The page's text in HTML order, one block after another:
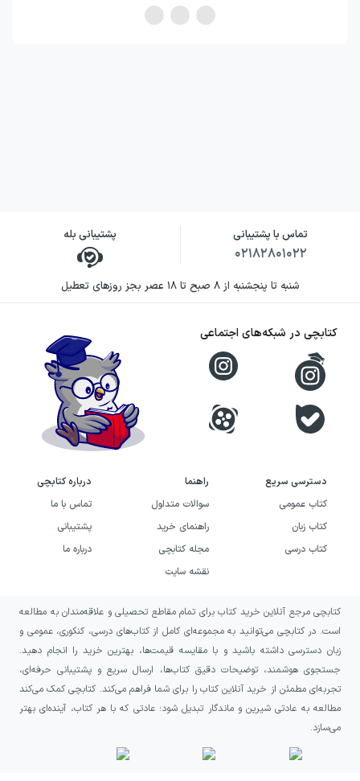
تماس با پشتیبانی
۰۲۱۸۲۸۰۱۰۲۲
پشتیبانی بله
شنبه تا پنجشنبه از ۸ صبح تا ۱۸ عصر بجز روزهای تعطیل
دسترسی سریع
کتاب عمومی
کتاب زبان
کتاب درسی
راهنما
سوالات متداول
راهنمای خرید
مجله کتابچی
نقشه سایت
درباره کتابچی
تماس با ما
پشتیبانی
درباره ما
کتابچی در شبکه‌های اجتماعی
کتابچی مرجع آنلاین خرید کتاب برای تمام مقاطع تحصیلی و علاقه‌مندان به مطالعه
است. در کتابچی می‌توانید به مجموعه‌ای کامل از کتاب‌های درسی، کنکوری، عمومی و
زبان دسترسی داشته باشید و با مقایسه قیمت‌ها، بهترین خرید را انجام دهید.
جستجوی هوشمند، توضیحات دقیق کتاب‌ها، ارسال سریع و پشتیبانی حرفه‌ای،
تجربه‌ای مطمئن از خرید آنلاین کتاب را برای شما فراهم می‌کند. کتابچی کمک می‌کند
مطالعه به عادتی شیرین و ماندگار تبدیل شود؛ عادتی که با هر کتاب، آینده‌ای بهتر
می‌سازد.